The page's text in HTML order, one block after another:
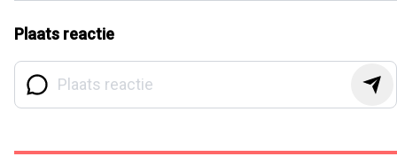
Plaats reactie